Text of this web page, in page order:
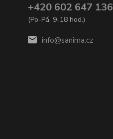
+420 602 647 136
(Po-Pá, 9-18 hod.)
info@sanima.cz